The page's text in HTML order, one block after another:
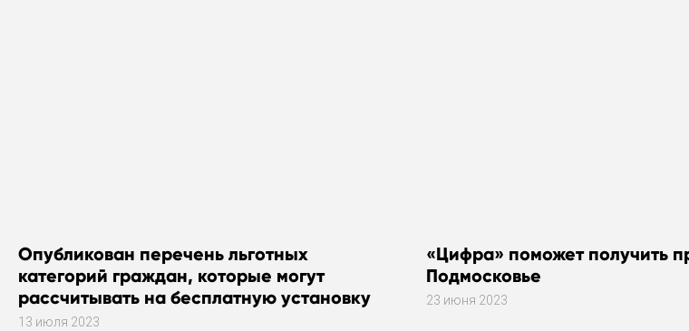
Опубликован перечень льготных
категорий граждан, которые могут
рассчитывать на бесплатную установку
газового оборудования
13 июля 2023
«Цифра» поможет получить
Подмосковье
23 июня 2023